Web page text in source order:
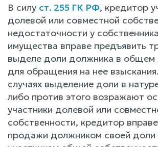
В силу ст. 255 ГК РФ, кредитор
долевой или совместной
недостаточности у
имущества вправе предъявить
выделе доли должника в общем
для обращения на нее
случаях выделение доли в
либо против этого возражают
участники долевой или
собственности, кредитор
продажи должником своей доли